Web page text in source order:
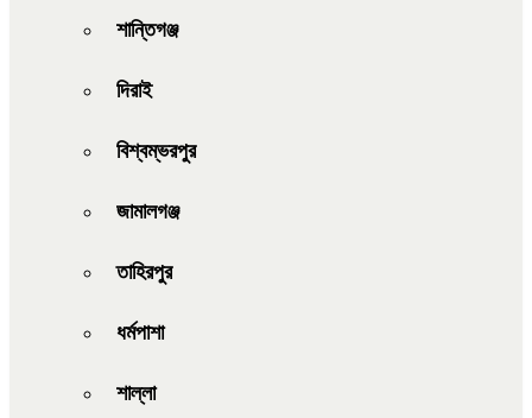
শান্তিগঞ্জ
দিরাই
বিশ্বম্ভরপুর
জামালগঞ্জ
তাহিরপুর
ধর্মপাশা
শাল্লা